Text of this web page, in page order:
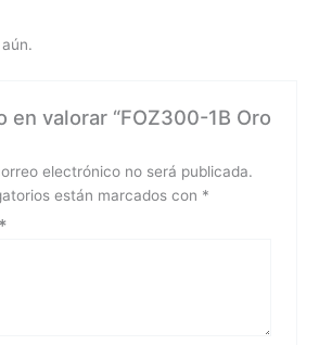
en valorar “FOZ300-1B Oro
electrónico no será publicada.
están marcados con *
*